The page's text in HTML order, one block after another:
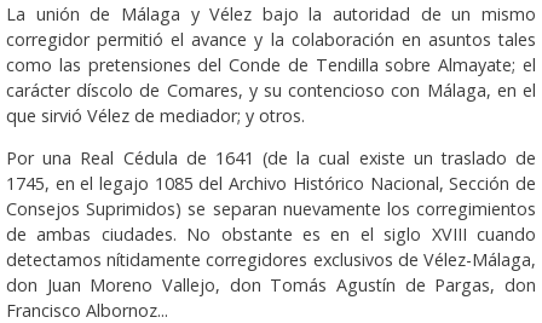
La unión de Málaga y Vélez bajo la autoridad de un mismo
corregidor permitió el avance y la colaboración en asuntos tales
como las pretensiones del Conde de Tendilla sobre Almayate; el
carácter díscolo de Comares, y su contencioso con Málaga, en el
que sirvió Vélez de mediador; y otros.
Por una Real Cédula de 1641 (de la cual existe un traslado de
1745, en el legajo 1085 del Archivo Histórico Nacional, Sección de
Consejos Suprimidos) se separan nuevamente los corregimientos
de ambas ciudades. No obstante es en el siglo XVIII cuando
detectamos nítidamente corregidores exclusivos de Vélez-Málaga,
don Juan Moreno Vallejo, don Tomás Agustín de Pargas, don
Francisco Albornoz...